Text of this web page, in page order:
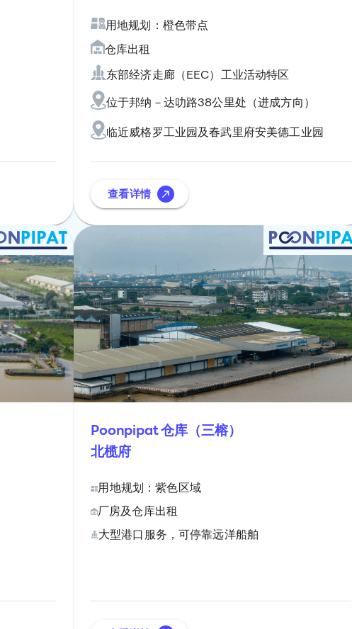
用地规划：橙色带点
仓库出租
东部经济走廊（EEC）工业活动特区
位于邦纳－达叻路38公里处（进成方向）
临近威格罗工业园及春武里府安美德工业园
查看详情
Poonpipat 仓库（三榕）
北榄府
用地规划：紫色区域
厂房及仓库出租
大型港口服务，可停靠远洋船舶